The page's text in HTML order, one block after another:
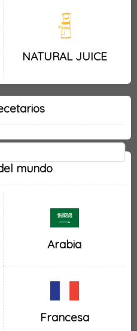
NATURAL JUICE
mundo
Arabia
Francesa